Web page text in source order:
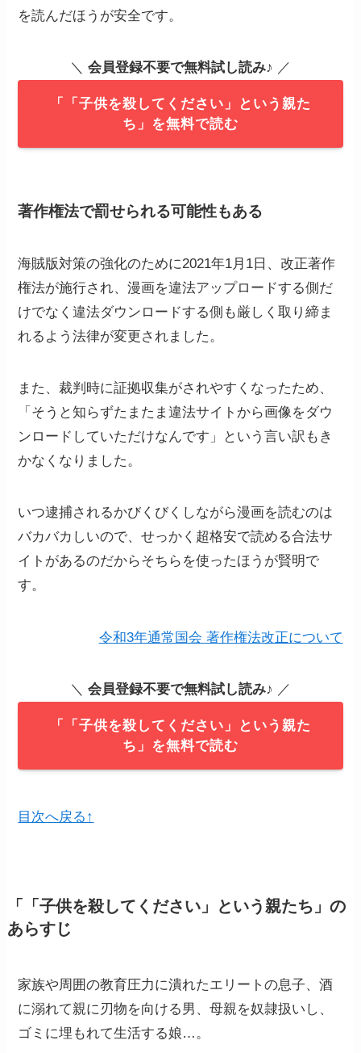
を読んだほうが安全です。
＼ 会員登録不要で無料試し読み♪ ／
「「子供を殺してください」という親た
ち」を無料で読む
著作権法で罰せられる可能性もある
海賊版対策の強化のために2021年1月1日、改正著作
権法が施行され、漫画を違法アップロードする側だ
けでなく違法ダウンロードする側も厳しく取り締ま
れるよう法律が変更されました。
また、裁判時に証拠収集がされやすくなったため、
「そうと知らずたまたま違法サイトから画像をダウ
ンロードしていただけなんです」という言い訳もき
かなくなりました。
いつ逮捕されるかびくびくしながら漫画を読むのは
バカバカしいので、せっかく超格安で読める合法サ
イトがあるのだからそちらを使ったほうが賢明で
す。
令和3年通常国会 著作権法改正について
＼ 会員登録不要で無料試し読み♪ ／
「「子供を殺してください」という親た
ち」を無料で読む
目次へ戻る↑
「「子供を殺してください」という親たち」の
あらすじ
家族や周囲の教育圧力に潰れたエリートの息子、酒
に溺れて親に刃物を向ける男、母親を奴隷扱いし、
ゴミに埋もれて生活する娘…。